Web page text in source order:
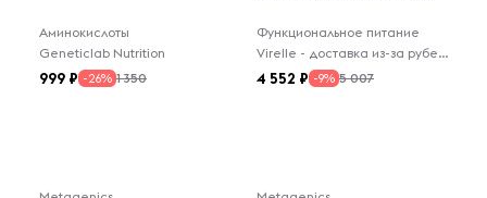
Аминокислоты
Geneticlab Nutrition
999 -26% 1 350
Функциональное питание
Virelle - доставка из-за рубежа
4 552 -9% 5 007